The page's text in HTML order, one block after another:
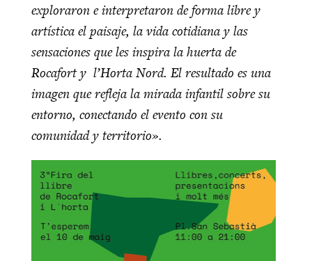
exploraron e interpretaron de forma libre y
artística el paisaje, la vida cotidiana y las
sensaciones que les inspira la huerta de
Rocafort y l’Horta Nord. El resultado es una
imagen que refleja la mirada infantil sobre su
entorno, conectando el evento con su
comunidad y territorio».